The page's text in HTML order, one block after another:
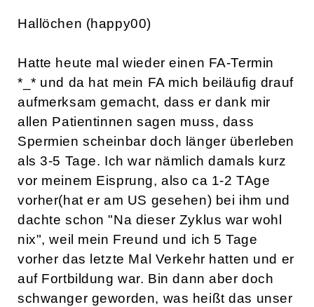
Hallöchen (happy00)
Hatte heute mal wieder einen FA-Termin
*_* und da hat mein FA mich beiläufig drauf
aufmerksam gemacht, dass er dank mir
allen Patientinnen sagen muss, dass
Spermien scheinbar doch länger überleben
als 3-5 Tage. Ich war nämlich damals kurz
vor meinem Eisprung, also ca 1-2 TAge
vorher(hat er am US gesehen) bei ihm und
dachte schon "Na dieser Zyklus war wohl
nix", weil mein Freund und ich 5 Tage
vorher das letzte Mal Verkehr hatten und er
auf Fortbildung war. Bin dann aber doch
schwanger geworden, was heißt das unser